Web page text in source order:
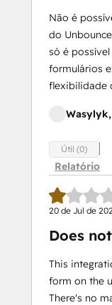
Não é
do
só é
formulários
flexibilidade
Útil (0)
Relatório
20 de Jul de
Does
This
form on the
There's no